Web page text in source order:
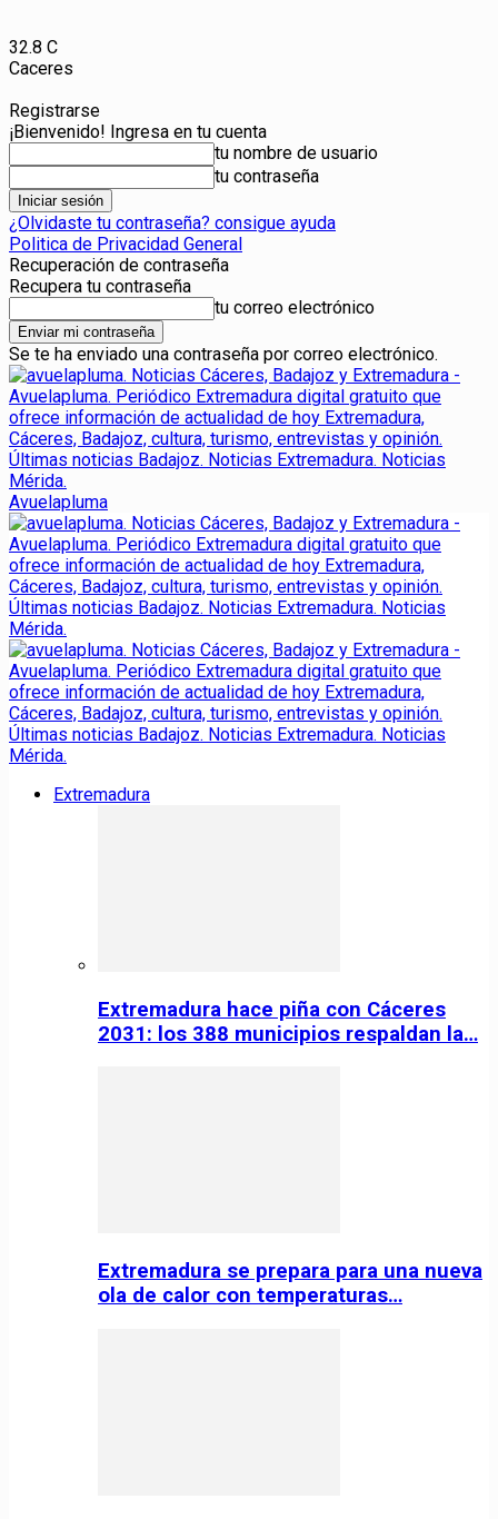
32.8 C
Caceres
Registrarse
¡Bienvenido! Ingresa en tu cuenta
tu nombre de usuario
tu contraseña
¿Olvidaste tu contraseña? consigue ayuda
Politica de Privacidad General
Recuperación de contraseña
Recupera tu contraseña
tu correo electrónico
Se te ha enviado una contraseña por correo electrónico.
Avuelapluma
Extremadura
Extremadura hace piña con Cáceres
2031: los 388 municipios respaldan la…
Extremadura se prepara para una nueva
ola de calor con temperaturas…